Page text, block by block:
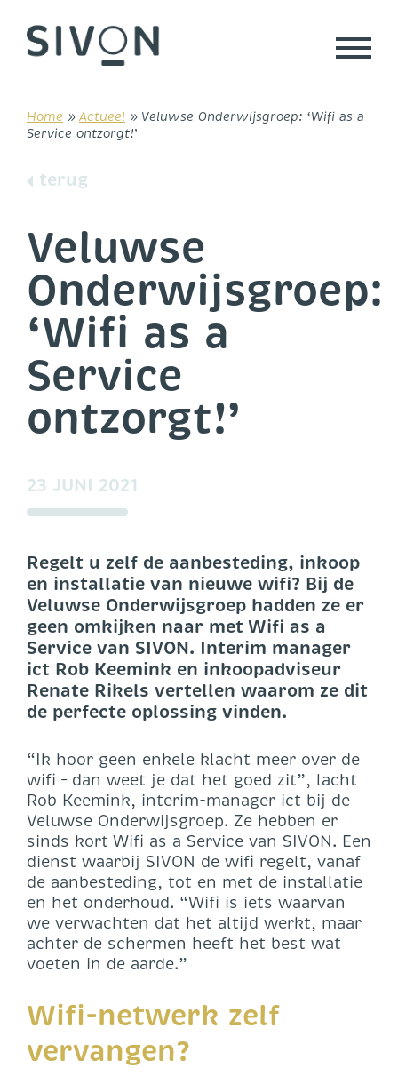
content
Home » Actueel » Veluwse Onderwijsgroep: ‘Wifi as a
Service ontzorgt!’
terug
Veluwse
Onderwijsgroep:
‘Wifi as a
Service
ontzorgt!’
23 JUNI 2021
Regelt u zelf de aanbesteding, inkoop
en installatie van nieuwe wifi? Bij de
Veluwse Onderwijsgroep hadden ze er
geen omkijken naar met Wifi as a
Service van SIVON. Interim manager
ict Rob Keemink en inkoopadviseur
Renate Rikels vertellen waarom ze dit
de perfecte oplossing vinden.
“Ik hoor geen enkele klacht meer over de
wifi – dan weet je dat het goed zit”, lacht
Rob Keemink, interim-manager ict bij de
Veluwse Onderwijsgroep. Ze hebben er
sinds kort Wifi as a Service van SIVON. Een
dienst waarbij SIVON de wifi regelt, vanaf
de aanbesteding, tot en met de installatie
en het onderhoud. “Wifi is iets waarvan
we verwachten dat het altijd werkt, maar
achter de schermen heeft het best wat
voeten in de aarde.”
Wifi-netwerk zelf
vervangen?